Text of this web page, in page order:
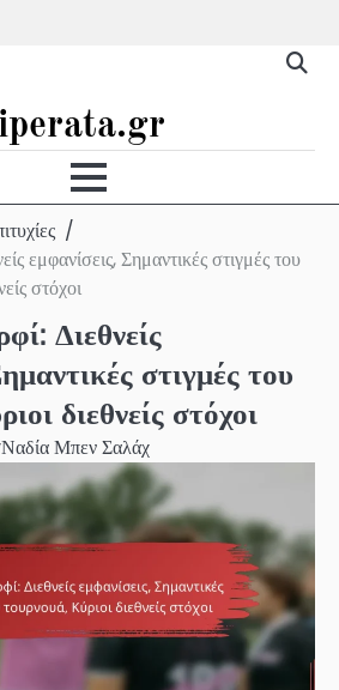
εμφανίσεις, Σημαντικές στιγμές του
στόχοι
Διεθνείς
στιγμές του
διεθνείς στόχοι
Ναδία Μπεν Σαλάχ